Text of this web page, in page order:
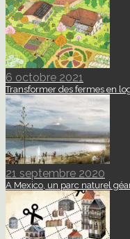
6 octobre 2021
Transformer des fermes en
21 septembre 2020
A Mexico, un parc naturel